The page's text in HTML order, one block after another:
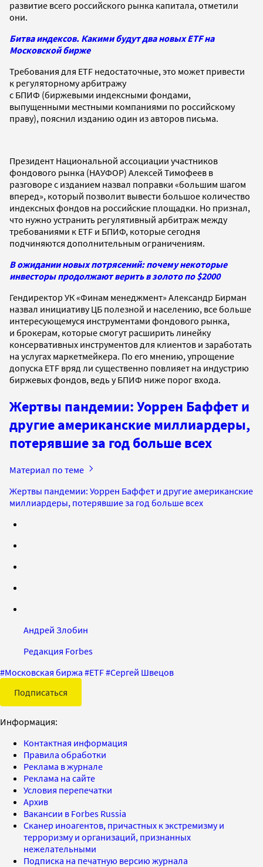
развитие всего российского рынка капитала, отметили
они.
Битва индексов. Какими будут два новых ETF на
Московской бирже
Требования для ETF недостаточные, это может привести
к регуляторному арбитражу
с БПИФ (биржевыми индексными фондами,
выпущенными местными компаниями по российскому
праву), пояснил изданию один из авторов письма.
Президент Национальной ассоциации участников
фондового рынка (НАУФОР) Алексей Тимофеев в
разговоре с изданием назвал поправки «большим шагом
вперед», который позволит вывести большое количество
индексных фондов на российские площадки. Но признал,
что нужно устранить регулятивный арбитраж между
требованиями к ETF и БПИФ, которые сегодня
подчиняются дополнительным ограничениям.
В ожидании новых потрясений: почему некоторые
инвесторы продолжают верить в золото по $2000
Гендиректор УК «Финам менеджмент» Александр Бирман
назвал инициативу ЦБ полезной и населению, все больше
интересующемуся инструментами фондового рынка,
и брокерам, которые смогут расширить линейку
консервативных инструментов для клиентов и заработать
на услугах маркетмейкера. По его мнению, упрощение
допуска ETF вряд ли существенно повлияет на индустрию
биржевых фондов, ведь у БПИФ ниже порог входа.
Жертвы пандемии: Уоррен Баффет и
другие американские миллиардеры,
потерявшие за год больше всех
Материал по теме
Жертвы пандемии: Уоррен Баффет и другие американские
миллиардеры, потерявшие за год больше всех
Андрей Злобин
Редакция Forbes
#Московская биржа #ETF#Сергей Швецов
Подписаться
Информация:
Контактная информация
Правила обработки
Реклама в журнале
Реклама на сайте
Условия перепечатки
Архив
Вакансии в Forbes Russia
Сканер иноагентов, причастных к экстремизму и
терроризму и организаций, признанных
нежелательными
Подписка на печатную версию журнала